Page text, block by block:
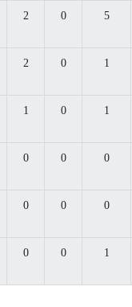
2 0 5
2 0 1
1 0 1
0 0 0
0 0 0
0 0 1